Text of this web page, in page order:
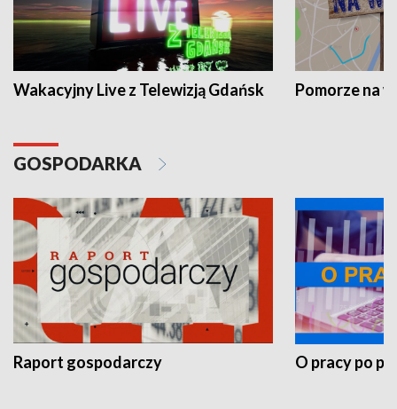
Wakacyjny Live z Telewizją Gdańsk Pomorze na
GOSPODARKA
Raport gospodarczy O pracy po